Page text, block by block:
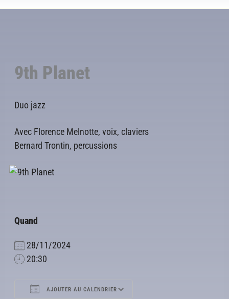
9th Planet
Duo jazz
Avec Florence Melnotte, voix, claviers
Bernard Trontin, percussions
Quand
28/11/2024
20:30
AJOUTER AU CALENDRIER